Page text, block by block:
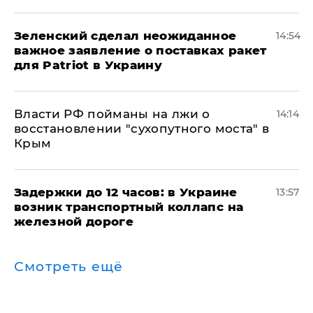
Зеленский сделал неожиданное
важное заявление о поставках ракет
для Patriot в Украину
14:54
Власти РФ пойманы на лжи о
восстановлении "сухопутного моста" в
Крым
14:14
Задержки до 12 часов: в Украине
возник транспортный коллапс на
железной дороге
13:57
Смотреть ещё